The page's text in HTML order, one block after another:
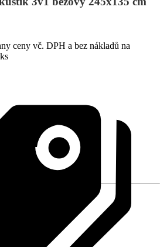
ceny vč. DPH a bez nákladů na
ks